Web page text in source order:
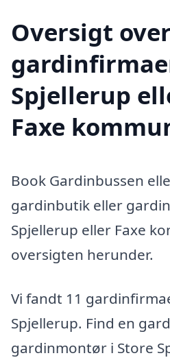
Oversigt over
Spjellerup
Faxe
Book Gardinbussen
gardinbutik eller
Spjellerup eller Faxe
oversigten herunder.
Vi fandt 11
Spjellerup. Find en
gardinmontør i Store